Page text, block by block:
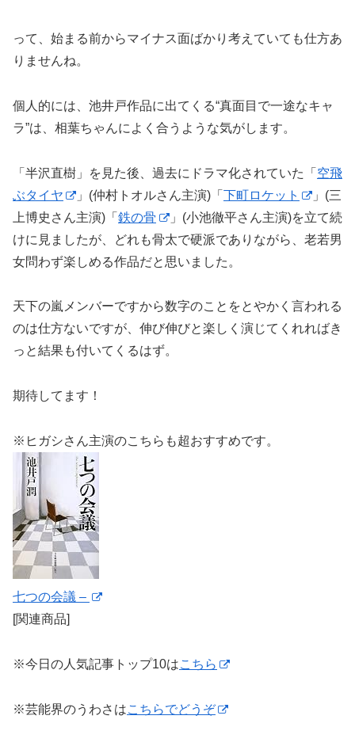
って、始まる前からマイナス面ばかり考えていても仕方あ
りませんね。
個人的には、池井戸作品に出てくる“真面目で一途なキャ
ラ”は、相葉ちゃんによく合うような気がします。
「半沢直樹」を見た後、過去にドラマ化されていた「 空飛
ぶタイヤ
」(仲村トオルさん主演)「 下町ロケット
」(三
上博史さん主演)「 鉄の骨
」(小池徹平さん主演)を立て続
けに見ましたが、どれも骨太で硬派でありながら、老若男
女問わず楽しめる作品だと思いました。
天下の嵐メンバーですから数字のことをとやかく言われる
のは仕方ないですが、伸び伸びと楽しく演じてくれればき
っと結果も付いてくるはず。
期待してます！
※ヒガシさん主演のこちらも超おすすめです。
七つの会議 –
[関連商品]
※今日の人気記事トップ10はこちら
※芸能界のうわさはこちらでどうぞ